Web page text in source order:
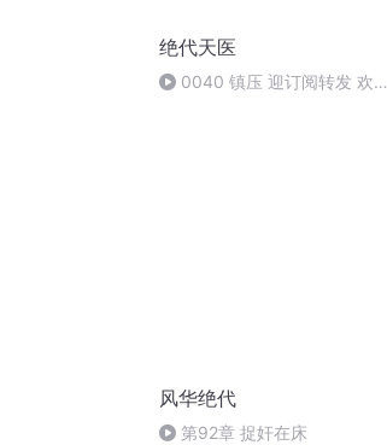
绝代天医
0040 镇压 迎订阅转发 欢迎
风华绝代
第92章 捉奸在床